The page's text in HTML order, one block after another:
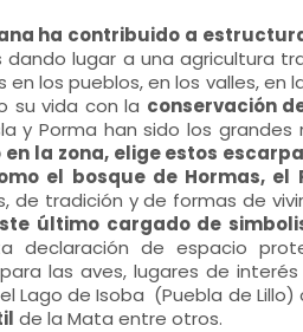
ha contribuido a
lugar a una agricultura
los pueblos, en los valles,
su vida con la conservación
y Porma han sido los
la zona, elige estos
el bosque de Hormas,
tradición y de formas de
último cargado de
declaración de espacio
las aves, lugares de interés
Lago de Isoba (Puebla de
de la Mata entre otros.